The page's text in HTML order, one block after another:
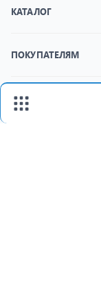
КАТАЛОГ
ПОКУПАТЕЛЯМ
МАГАЗИНЫ